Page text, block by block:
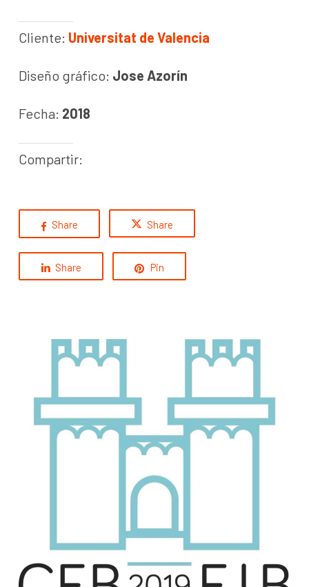
Cliente: Universitat de Valencia
Diseño gráfico: Jose Azorín
Fecha: 2018
Compartir:
Share Share
Share Pin